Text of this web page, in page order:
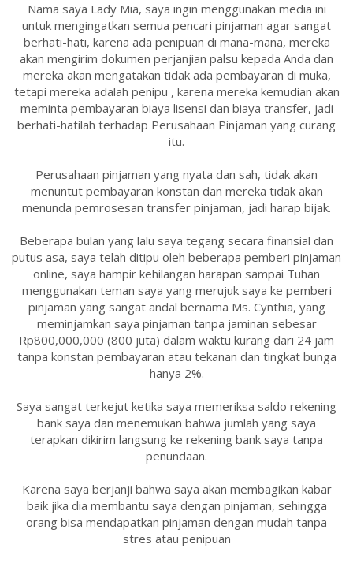
Nama saya Lady Mia, saya ingin menggunakan media ini
untuk mengingatkan semua pencari pinjaman agar sangat
berhati-hati, karena ada penipuan di mana-mana, mereka
akan mengirim dokumen perjanjian palsu kepada Anda dan
mereka akan mengatakan tidak ada pembayaran di muka,
tetapi mereka adalah penipu , karena mereka kemudian akan
meminta pembayaran biaya lisensi dan biaya transfer, jadi
berhati-hatilah terhadap Perusahaan Pinjaman yang curang
itu.
Perusahaan pinjaman yang nyata dan sah, tidak akan
menuntut pembayaran konstan dan mereka tidak akan
menunda pemrosesan transfer pinjaman, jadi harap bijak.
Beberapa bulan yang lalu saya tegang secara finansial dan
putus asa, saya telah ditipu oleh beberapa pemberi pinjaman
online, saya hampir kehilangan harapan sampai Tuhan
menggunakan teman saya yang merujuk saya ke pemberi
pinjaman yang sangat andal bernama Ms. Cynthia, yang
meminjamkan saya pinjaman tanpa jaminan sebesar
Rp800,000,000 (800 juta) dalam waktu kurang dari 24 jam
tanpa konstan pembayaran atau tekanan dan tingkat bunga
hanya 2%.
Saya sangat terkejut ketika saya memeriksa saldo rekening
bank saya dan menemukan bahwa jumlah yang saya
terapkan dikirim langsung ke rekening bank saya tanpa
penundaan.
Karena saya berjanji bahwa saya akan membagikan kabar
baik jika dia membantu saya dengan pinjaman, sehingga
orang bisa mendapatkan pinjaman dengan mudah tanpa
stres atau penipuan